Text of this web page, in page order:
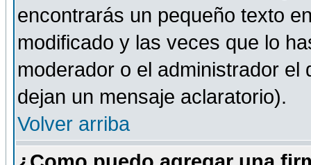
encontrarás un pequeño texto
modificado y las veces que lo
moderador o el administrador
dejan un mensaje aclaratorio).
Volver arriba